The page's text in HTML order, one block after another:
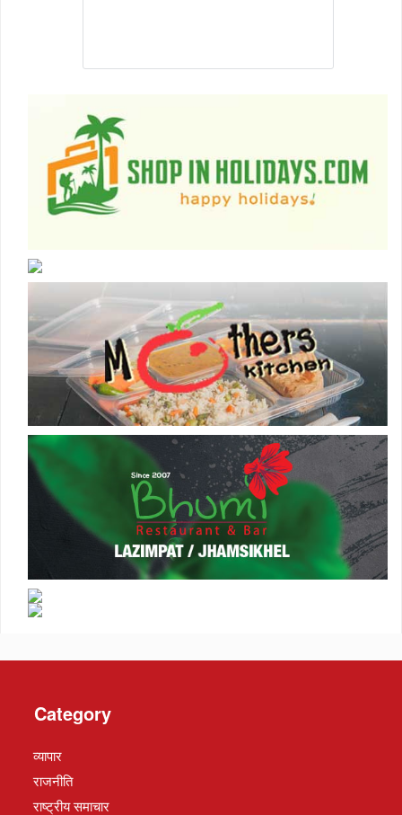
Category
व्यापार
राजनीति
राष्ट्रीय समाचार